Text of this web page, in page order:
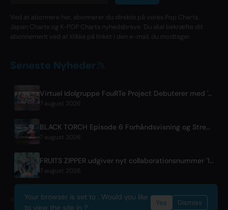
Ved at abonnere her, abonnerer du direkte på vores Pop Charts,
Japan Charts og K-POP Charts nyhedsbreve. Du skal bekræfte dit
abonnement ved at klikke på linket i den e-mail, du modtager.
Seneste Nyheder
Virtuel Idolgruppe FouRTe Project Debuterer med 'ALL IN'-album Produceret af m-flo's ☆Taku Takahashi
7 august 2026
BLACK TORCH Episode 6 Forhåndsvisning og Streamingdetaljer
7 august 2026
FRUITS ZIPPER udgiver nyt collaborationsnummer '1,2,3,FOOOOUR'
7 august 2026
© 2026 OnlyHit. All rights reserved. - Metadata provided byACRCloud
Your browser is set to . Would you like
to view the site in ?
Yes Dismiss